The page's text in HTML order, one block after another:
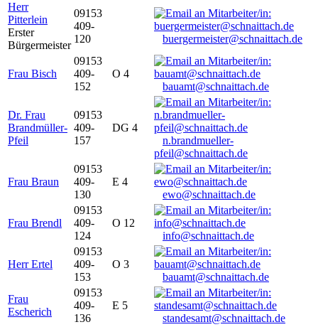
Herr
Pitterlein
Erster
Bürgermeister
09153
409-
120
buergermeister@schnaittach.de
Frau Bisch
09153
409-
152
O 4
bauamt@schnaittach.de
Dr. Frau
Brandmüller-
Pfeil
09153
409-
157
DG 4
n.brandmueller-
pfeil@schnaittach.de
Frau Braun
09153
409-
130
E 4
ewo@schnaittach.de
Frau Brendl
09153
409-
124
O 12
info@schnaittach.de
Herr Ertel
09153
409-
153
O 3
bauamt@schnaittach.de
Frau
Escherich
09153
409-
136
E 5
standesamt@schnaittach.de